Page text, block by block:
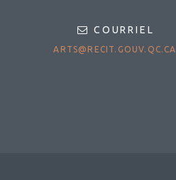
COURRIEL
ARTS@RECIT.GOUV.QC.CA